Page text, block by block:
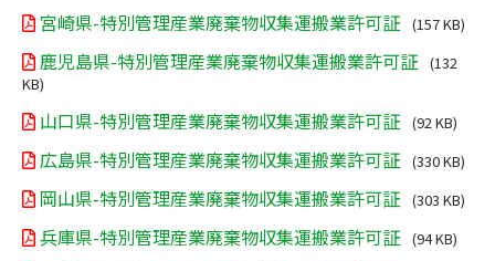
宮崎県-特別管理産業廃棄物収集運搬業許可証 (157 KB)
鹿児島県-特別管理産業廃棄物収集運搬業許可証 (132
KB)
山口県-特別管理産業廃棄物収集運搬業許可証 (92 KB)
広島県-特別管理産業廃棄物収集運搬業許可証 (330 KB)
岡山県-特別管理産業廃棄物収集運搬業許可証 (303 KB)
兵庫県-特別管理産業廃棄物収集運搬業許可証 (94 KB)